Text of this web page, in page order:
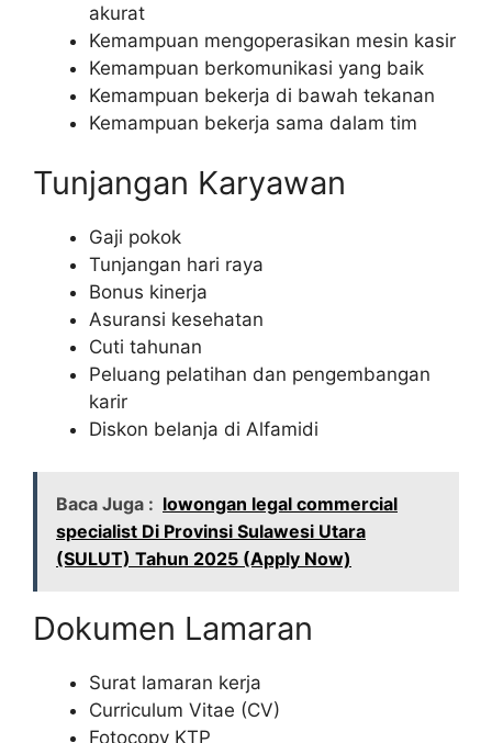
akurat
Kemampuan mengoperasikan mesin kasir
Kemampuan berkomunikasi yang baik
Kemampuan bekerja di bawah tekanan
Kemampuan bekerja sama dalam tim
Tunjangan Karyawan
Gaji pokok
Tunjangan hari raya
Bonus kinerja
Asuransi kesehatan
Cuti tahunan
Peluang pelatihan dan pengembangan
karir
Diskon belanja di Alfamidi
Baca Juga : lowongan legal commercial
specialist Di Provinsi Sulawesi Utara
(SULUT) Tahun 2025 (Apply Now)
Dokumen Lamaran
Surat lamaran kerja
Curriculum Vitae (CV)
Fotocopy KTP